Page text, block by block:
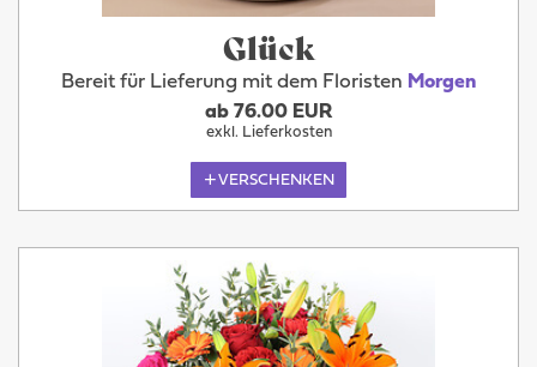
Glück
Bereit für Lieferung mit dem Floristen Morgen
ab 76.00 EUR
exkl. Lieferkosten
VERSCHENKEN